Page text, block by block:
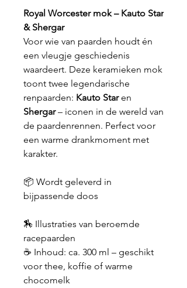
Royal Worcester mok – Kauto Star
& Shergar
Voor wie van paarden houdt én
een vleugje geschiedenis
waardeert. Deze keramieken mok
toont twee legendarische
renpaarden: Kauto Staren
Shergar– iconen in de wereld van
de paardenrennen. Perfect voor
een warme drankmoment met
karakter.
📦 Wordt geleverd in
bijpassende doos
🏇 Illustraties van beroemde
racepaarden
☕ Inhoud: ca. 300 ml – geschikt
voor thee, koffie of warme
chocomelk